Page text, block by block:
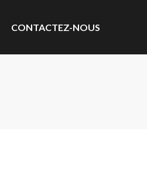
CONTACTEZ-NOUS